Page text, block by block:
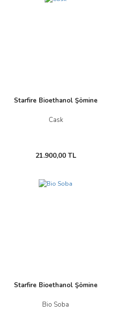
Starfire Bioethanol Şömine
Cask
21.900,00 TL
Starfire Bioethanol Şömine
Bio Soba